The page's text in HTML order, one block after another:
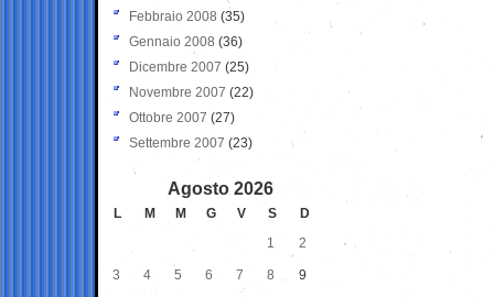
Febbraio 2008 (35)
Gennaio 2008 (36)
Dicembre 2007 (25)
Novembre 2007 (22)
Ottobre 2007 (27)
Settembre 2007 (23)
Agosto 2026
L M M G V S
D
1
2
3 4 5 6 7 8 9